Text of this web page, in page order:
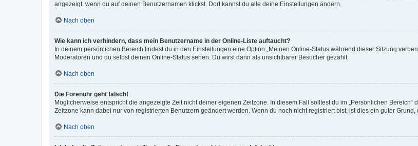
angezeigt, wenn du auf deinen Benutzernamen klickst. Dort kannst du alle deine Einstellungen ändern.
Nach oben
Wie kann ich verhindern, dass mein Benutzername in der Online-Liste auftaucht?
In deinem persönlichen Bereich findest du in den Einstellungen eine Option „Meinen Online-Status während dieser Sitzung
Moderatoren und du selbst deinen Online-Status sehen. Du wirst dann als unsichtbarer Besucher gezählt.
Nach oben
Die Forenuhr geht falsch!
Möglicherweise entspricht die angezeigte Zeit nicht deiner eigenen Zeitzone. In diesem Fall solltest du im „Persönlichen
Zeitzone kann dabei nur von registrierten Benutzern geändert werden. Wenn du noch nicht registriert bist, ist dies ein guter Grund,
Nach oben